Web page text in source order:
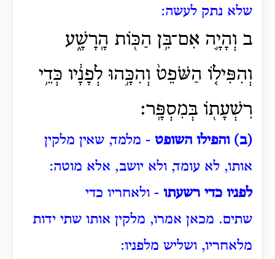
שלא נתק לעשה:
ב וְהָיָ֛ה אִם־בִּ֥ן הַכּ֖וֹת הָֽרָשָׁ֑ע
וְהִפִּיל֤וֹ הַשֹּׁפֵט֙ וְהִכָּ֣הוּ לְפָנָ֔יו כְּדֵ֥י
רִשְׁעָת֖וֹ בְּמִסְפָּֽר׃
(ב) והפילו השופט - מלמד, שאין מלקין
אותו, לא עומד, ולא יושב, אלא מוטה:
לפניו כדי רשעתו - ולאחריו כדי
שתים. מכאן אמרו, מלקין אותו שתי ידות
מלאחריו, ושליש מלפניו: